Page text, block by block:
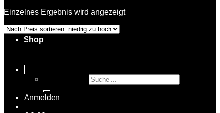
Über uns
Shop
Anmelden
Einzelnes Ergebnis wird angezeigt